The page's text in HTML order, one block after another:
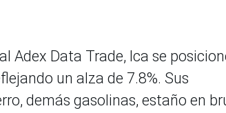
Adex Data Trade, Ica se
un alza de 7.8%. Sus
demás gasolinas, estaño en